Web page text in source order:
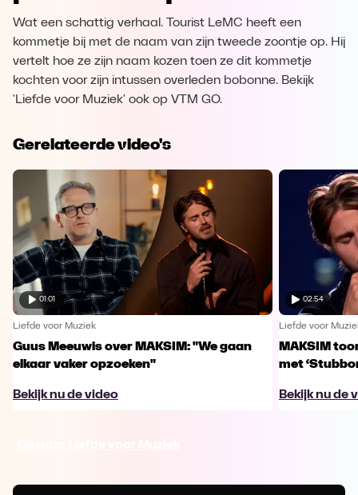
Wat een schattig verhaal. Tourist LeMC heeft een
kommetje bij met de naam van zijn tweede zoontje op. Hij
vertelt hoe ze zijn naam kozen toen ze dit kommetje
kochten voor zijn intussen overleden bobonne. Bekijk
'Liefde voor Muziek' ook op VTM GO.
Gerelateerde video's
01:01
Liefde voor Muziek
Guus Meeuwis over MAKSIM: "We gaan
elkaar vaker opzoeken"
Bekijk nu de video
02:54
Liefde voor
MAKSIM
met
Bekijk nu de